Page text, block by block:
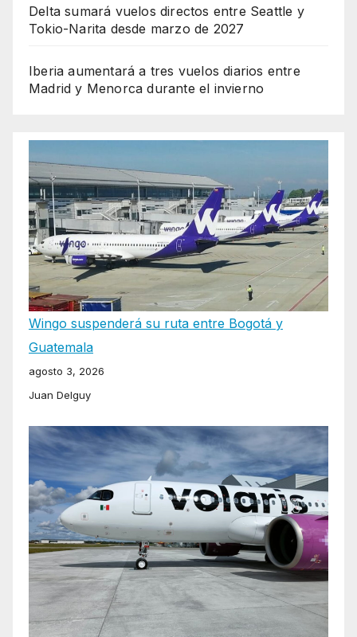
Delta sumará vuelos directos entre Seattle y
Tokio-Narita desde marzo de 2027
Iberia aumentará a tres vuelos diarios entre
Madrid y Menorca durante el invierno
Wingo suspenderá su ruta entre Bogotá y
Guatemala
agosto 3, 2026
Juan Delguy